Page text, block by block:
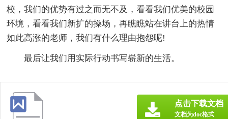
校，我们的优势有过之而无不及，看看我们优美的校园
环境，看看我们新扩的操场，再瞧瞧站在讲台上的热情
如此高涨的老师，我们有什么理由抱怨呢!
最后让我们用实际行动书写崭新的生活。
点击下载文档
文档为doc格式